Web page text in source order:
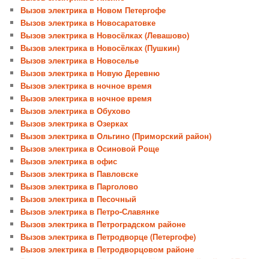
Вызов электрика в Новом Петергофе
Вызов электрика в Новосаратовке
Вызов электрика в Новосёлках (Левашово)
Вызов электрика в Новосёлках (Пушкин)
Вызов электрика в Новоселье
Вызов электрика в Новую Деревню
Вызов электрика в ночное время
Вызов электрика в ночное время
Вызов электрика в Обухово
Вызов электрика в Озерках
Вызов электрика в Ольгино (Приморский район)
Вызов электрика в Осиновой Роще
Вызов электрика в офис
Вызов электрика в Павловске
Вызов электрика в Парголово
Вызов электрика в Песочный
Вызов электрика в Петро-Славянке
Вызов электрика в Петроградском районе
Вызов электрика в Петродворце (Петергофе)
Вызов электрика в Петродворцовом районе